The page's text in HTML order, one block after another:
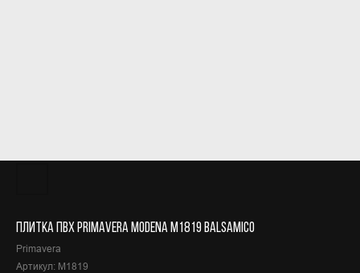
Плитка ПВХ Primavera Modena M1819 Balsamico
Primavera
Артикул: M1819